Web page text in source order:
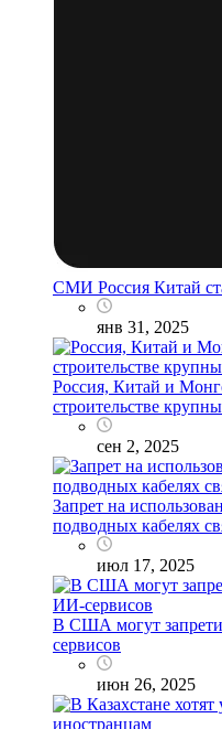
СМИ Россия Китай
янв 31, 2025
Россия, Китай и
строительстве
сен 2, 2025
Запрет на
подводных кабелях
июл 17, 2025
В США могут
сервисов
июн 26, 2025